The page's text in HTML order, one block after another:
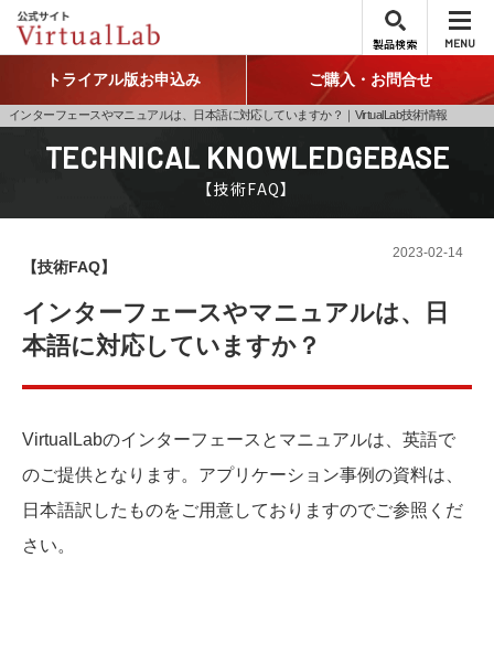
製品検索 MENU
トライアル版お申込み ご購入・お問合せ
インターフェースやマニュアルは、日本語に対応していますか？｜VirtualLab技術情報
TECHNICAL KNOWLEDGEBASE
【技術FAQ】
2023-02-14
【技術FAQ】
インターフェースやマニュアルは、日
本語に対応していますか？
VirtualLabのインターフェースとマニュアルは、英語で
のご提供となります。アプリケーション事例の資料は、
日本語訳したものをご用意しておりますのでご参照くだ
さい。